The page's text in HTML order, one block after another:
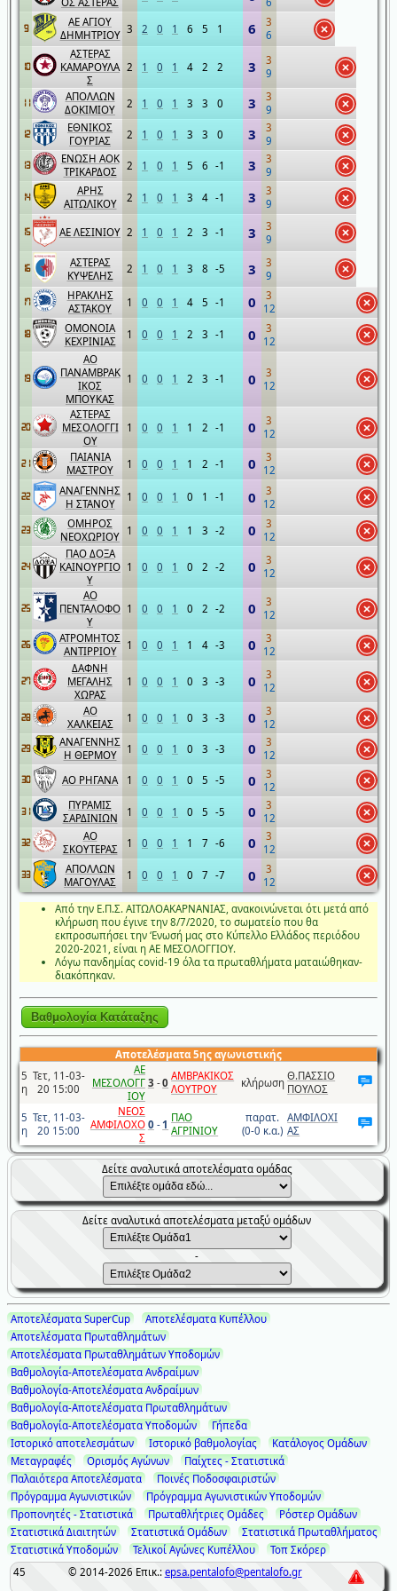
9
ΑΕ ΑΓΙΟΥ
ΔΗΜΗΤΡΙΟΥ 3 2 0 1 6 5 1 6
3
6
10
ΑΣΤΕΡΑΣ
ΚΑΜΑΡΟΥΛΑ
Σ
2 1 0 1 4 2 2 3
3
9
11
ΑΠΟΛΛΩΝ
ΔΟΚΙΜΙΟΥ
2 1 0 1 3 3 0 3
3
9
12
ΕΘΝΙΚΟΣ
ΓΟΥΡΙΑΣ
2 1 0 1 3 3 0 3
3
9
13
ΕΝΩΣΗ ΑΟΚ
ΤΡΙΚΑΡΔΟΣ
2 1 0 1 5 6 -1 3
3
9
14
ΑΡΗΣ
ΑΙΤΩΛΙΚΟΥ
2 1 0 1 3 4 -1 3
3
9
15 ΑΕ ΛΕΣΙΝΙΟΥ 2 1 0 1 2 3 -1 3
3
9
16
ΑΣΤΕΡΑΣ
ΚΥΨΕΛΗΣ
2 1 0 1 3 8 -5 3
3
9
17
ΗΡΑΚΛΗΣ
ΑΣΤΑΚΟΥ
1 0 0 1 4 5 -1 0
3
12
18
ΟΜΟΝΟΙΑ
ΚΕΧΡΙΝΙΑΣ
1 0 0 1 2 3 -1 0
3
12
19
ΑΟ
ΠΑΝΑΜΒΡΑΚ
ΙΚΟΣ
ΜΠΟΥΚΑΣ
1 0 0 1 2 3 -1 0
3
12
20
ΑΣΤΕΡΑΣ
ΜΕΣΟΛΟΓΓΙ
ΟΥ
1 0 0 1 1 2 -1 0
3
12
21
ΠΑΙΑΝΙΑ
ΜΑΣΤΡΟΥ
1 0 0 1 1 2 -1 0
3
12
22
ΑΝΑΓΕΝΝΗΣ
Η ΣΤΑΝΟΥ
1 0 0 1 0 1 -1 0
3
12
23
ΟΜΗΡΟΣ
ΝΕΟΧΩΡΙΟΥ 1 0 0 1 1 3 -2 0
3
12
24
ΠΑΟ ΔΟΞΑ
ΚΑΙΝΟΥΡΓΙΟ
Υ
1 0 0 1 0 2 -2 0
3
12
25
ΑΟ
ΠΕΝΤΑΛΟΦΟ
Υ
1 0 0 1 0 2 -2 0
3
12
26
ΑΤΡΟΜΗΤΟΣ
ΑΝΤΙΡΡΙΟΥ
1 0 0 1 1 4 -3 0
3
12
27
ΔΑΦΝΗ
ΜΕΓΑΛΗΣ
ΧΩΡΑΣ
1 0 0 1 0 3 -3 0
3
12
28
ΑΟ
ΧΑΛΚΕΙΑΣ
1 0 0 1 0 3 -3 0
3
12
29
ΑΝΑΓΕΝΝΗΣ
Η ΘΕΡΜΟΥ
1 0 0 1 0 3 -3 0
3
12
30 ΑΟ ΡΗΓΑΝΑ 1 0 0 1 0 5 -5 0
3
12
31
ΠΥΡΑΜΙΣ
ΣΑΡΔΙΝΙΩΝ
1 0 0 1 0 5 -5 0
3
12
32
ΑΟ
ΣΚΟΥΤΕΡΑΣ
1 0 0 1 1 7 -6 0
3
12
33
ΑΠΟΛΛΩΝ
ΜΑΓΟΥΛΑΣ
1 0 0 1 0 7 -7 0
3
12
Από την Ε.Π.Σ. ΑΙΤΩΛΟΑΚΑΡΝΑΝΙΑΣ, ανακοινώνεται ότι μετά από
κλήρωση που έγινε την 8/7/2020, το σωματείο που θα
εκπροσωπήσει την ‘Ενωσή μας στο Κύπελλο Ελλάδος περιόδου
2020-2021, είναι η ΑΕ ΜΕΣΟΛΟΓΓΙΟΥ.
Λόγω πανδημίας covid-19 όλα τα πρωταθλήματα ματαιώθηκαν-
διακόπηκαν.
Αποτελέσματα 5ης αγωνιστικής
5
η
Τετ, 11-03-
20 15:00
ΑΕ
ΜΕΣΟΛΟΓΓ
ΙΟΥ
3 -0
ΑΜΒΡΑΚΙΚΟΣ
ΛΟΥΤΡΟΥ
κλήρωση
Θ.ΠΑΣΣΙΟ
ΠΟΥΛΟΣ
5
η
Τετ, 11-03-
20 15:00
ΝΕΟΣ
ΑΜΦΙΛΟΧΟ
Σ
0 -1
ΠΑΟ
ΑΓΡΙΝΙΟΥ
παρατ.
(0-0 κ.α.)
ΑΜΦΙΛΟΧΙ
ΑΣ
Δείτε αναλυτικά αποτελέσματα ομάδας
Δείτε αναλυτικά αποτελέσματα μεταξύ ομάδων
-
Αποτελέσματα SuperCup
Αποτελέσματα Κυπέλλου
Αποτελέσματα Πρωταθλημάτων
Αποτελέσματα Πρωταθλημάτων Υποδομών
Βαθμολογία-Αποτελέσματα Ανδραίμων
Βαθμολογία-Αποτελέσματα Ανδραίμων
Βαθμολογία-Αποτελέσματα Πρωταθλημάτων
Βαθμολογία-Αποτελέσματα Υποδομών
Γήπεδα
Ιστορικό αποτελεσμάτων
Ιστορικό βαθμολογίας
Κατάλογος Ομάδων
Μεταγραφές
Ορισμός Αγώνων
Παίχτες - Στατιστικά
Παλαιότερα Αποτελέσματα
Ποινές Ποδοσφαιριστών
Πρόγραμμα Αγωνιστικών
Πρόγραμμα Αγωνιστικών Υποδομών
Προπονητές - Στατιστικά
Πρωταθλήτριες Ομάδες
Ρόστερ Ομάδων
Στατιστικά Διαιτητών
Στατιστικά Ομάδων
Στατιστικά Πρωταθλήματος
Στατιστικά Υποδομών
Τελικοί Αγώνες Κυπέλλου
Τοπ Σκόρερ
45
© 2014-2026 Επικ.: epsa.pentalofo@pentalofo.gr